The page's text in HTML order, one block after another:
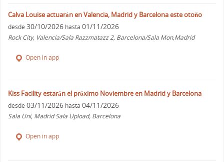
Calva Louise actuarán en Valencia, Madrid y Barcelona este otoño
desde 30/10/2026 hasta 01/11/2026
Rock City, Valencia/Sala Razzmatazz 2, Barcelona/Sala Mon,Madrid
Open in app
Kiss Facility estarán el próximo Noviembre en Madrid y Barcelona
desde 03/11/2026 hasta 04/11/2026
Sala Uni, Madrid Sala Upload, Barcelona
Open in app